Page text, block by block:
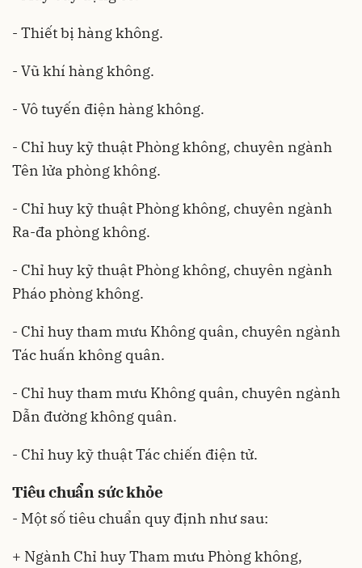
- Thiết bị hàng không.
- Vũ khí hàng không.
- Vô tuyến điện hàng không.
- Chỉ huy kỹ thuật Phòng không, chuyên ngành
Tên lửa phòng không.
- Chỉ huy kỹ thuật Phòng không, chuyên ngành
Ra-đa phòng không.
- Chỉ huy kỹ thuật Phòng không, chuyên ngành
Pháo phòng không.
- Chỉ huy tham mưu Không quân, chuyên ngành
Tác huấn không quân.
- Chỉ huy tham mưu Không quân, chuyên ngành
Dẫn đường không quân.
- Chỉ huy kỹ thuật Tác chiến điện tử.
Tiêu chuẩn sức khỏe
- Một số tiêu chuẩn quy định như sau:
+ Ngành Chỉ huy Tham mưu Phòng không,